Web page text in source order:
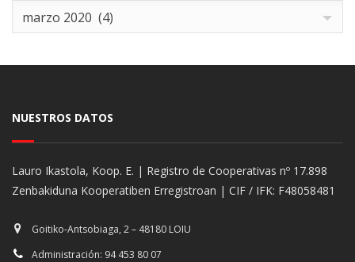
Archives
marzo 2020 (4)
NUESTROS DATOS
Lauro Ikastola, Koop. E. | Registro de Cooperativas nº 17.898
Zenbakiduna Kooperatiben Erregistroan | CIF / IFK: F48058481
Goitiko-Antsobiaga, 2 – 48180 LOIU
Administración: 94 453 80 07